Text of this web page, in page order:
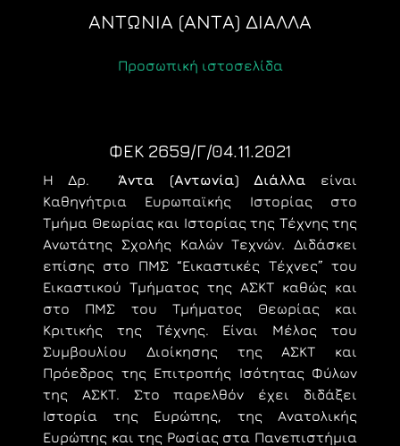
ΑΝΤΩΝΙΑ (ΑΝΤΑ) ΔΙΑΛΛΑ
Προσωπική ιστοσελίδα
ΦΕΚ 2659/Γ/04.11.2021
Η Δρ. Άντα (Αντωνία) Διάλλα είναι
Καθηγήτρια Ευρωπαϊκής Ιστορίας στο
Τμήμα Θεωρίας και Ιστορίας της Τέχνης της
Ανωτάτης Σχολής Καλών Τεχνών. Διδάσκει
επίσης στο ΠΜΣ “Εικαστικές Τέχνες” του
Εικαστικού Τμήματος της ΑΣΚΤ καθώς και
στο ΠΜΣ του Τμήματος Θεωρίας και
Κριτικής της Τέχνης. Είναι Μέλος του
Συμβουλίου Διοίκησης της ΑΣΚΤ και
Πρόεδρος της Επιτροπής Ισότητας Φύλων
της ΑΣΚΤ. Στο παρελθόν έχει διδάξει
Ιστορία της Ευρώπης, της Ανατολικής
Ευρώπης και της Ρωσίας στα Πανεπιστήμια